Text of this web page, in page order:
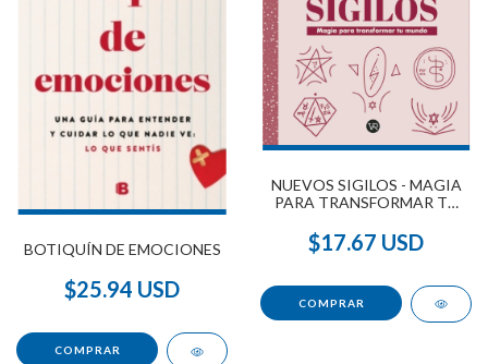
BOTIQUÍN DE EMOCIONES
$25.94 USD
NUEVOS SIGILOS - MAGIA
PARA TRANSFORMAR TU
$17.67 USD